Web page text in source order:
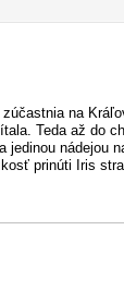
na
Teda až do
nádejou
prinúti Iris